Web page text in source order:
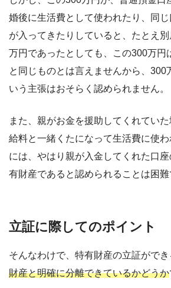
婚後に生活費として使われたり、同
が入ってきたりしていると、たとえ
万円であったとしても、この300万円
と同じものとは言えませんから、300
いう主張はおそらく認められません。
また、親がお金を援助してくれてい
給料と一緒くたになって生活費に使
には、やはり親が入金してくれた口
有財産であると認められることは困難
立証に際してのポイント
そんなわけで、特有財産の立証ができ
財産と明確に分離できているかどうか